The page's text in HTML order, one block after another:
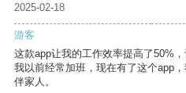
2025-02-18
游客
这款app让我的工作效率提高了50%
我以前经常加班，现在有了这个app
伴家人。